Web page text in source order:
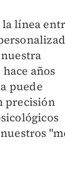
la línea
años
puede
precisión